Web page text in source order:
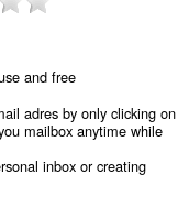
and free
adres by only clicking on
mailbox anytime while
inbox or creating